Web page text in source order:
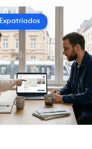
Expatriados